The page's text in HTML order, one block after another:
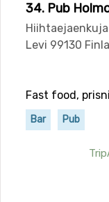
34. Pub
Levi 99130
Fast food,
Bar Pub